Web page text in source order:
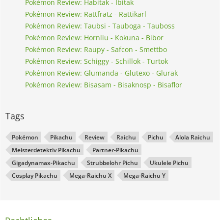
Pokémon Review: Habitak - Ibitak
Pokémon Review: Rattfratz - Rattikarl
Pokémon Review: Taubsi - Tauboga - Tauboss
Pokémon Review: Hornliu - Kokuna - Bibor
Pokémon Review: Raupy - Safcon - Smettbo
Pokémon Review: Schiggy - Schillok - Turtok
Pokémon Review: Glumanda - Glutexo - Glurak
Pokémon Review: Bisasam - Bisaknosp - Bisaflor
Tags
Pokémon Pikachu Review Raichu Pichu
Alola Raichu
Meisterdetektiv Pikachu
Partner-Pikachu
Gigadynamax-Pikachu
Strubbelohr Pichu
Ukulele Pichu
Cosplay Pikachu
Mega-Raichu X Mega-Raichu Y